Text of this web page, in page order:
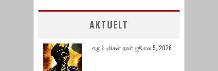
AKTUELT
கரும்புலிகள் நாள் ஜூலை 5, 2026